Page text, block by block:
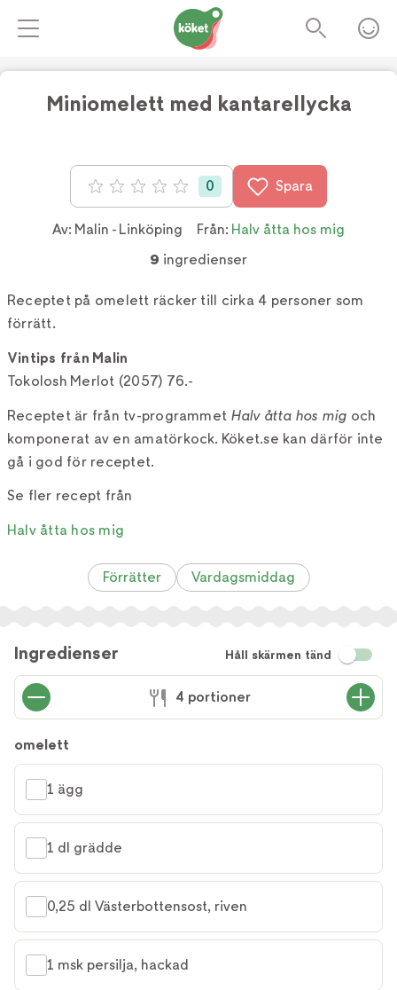
Miniomelett med kantarellycka
Betyg: 0 av 5 0 Spara
Av: Malin - Linköping Från: Halv åtta hos mig
9 ingredienser
Receptet på omelett räcker till cirka 4 personer som
förrätt.
Vintips från Malin
Tokolosh Merlot (2057) 76.-
Receptet är från tv-programmet Halv åtta hos mig och
komponerat av en amatörkock. Köket.se kan därför inte
gå i god för receptet.
Se fler recept från
Halv åtta hos mig
Förrätter Vardagsmiddag
Ingredienser Håll skärmen tänd
4 portioner
omelett
1 ägg
1 dl grädde
0,25 dl Västerbottensost, riven
1 msk persilja, hackad